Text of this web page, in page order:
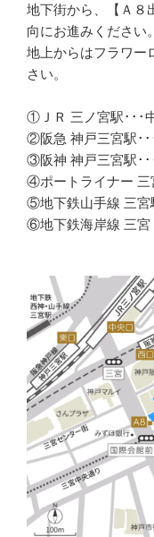
地下街から、【Ａ８
向にお進みください。
地上からはフラワー
さい。
①ＪＲ 三ノ宮駅･･･
②阪急 神戸三宮駅
③阪神 神戸三宮
④ポートライナー
⑤地下鉄山手線 三
⑥地下鉄海岸線 三宮